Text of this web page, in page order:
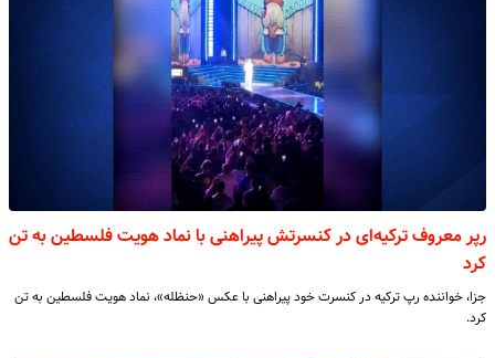
رپر معروف ترکیه‌ای در کنسرتش پیراهنی با نماد هویت فلسطین به تن
کرد
جزا، خواننده رپ ترکیه در کنسرت خود پیراهنی با عکس «حنظله»، نماد هویت فلسطین به تن
کرد.